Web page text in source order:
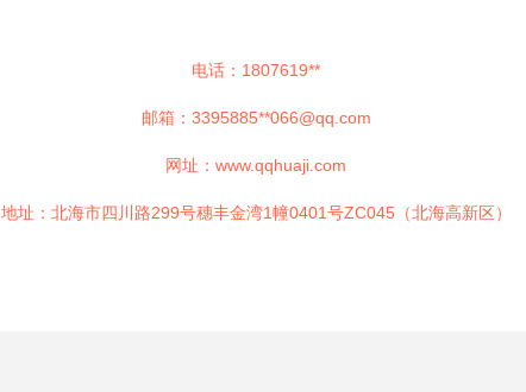
电话：1807619**
邮箱：3395885**066@qq.com
网址： www.qqhuaji.com
地址：北海市四川路299号穗丰金湾1幢0401号ZC045（北海高新区）